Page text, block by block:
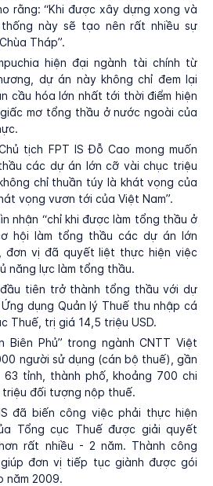
rằng: “Khi được xây dựng xong và
này sẽ tạo nên rất nhiều sự
Tháp”.
hiện đại ngành tài chính từ
dự án này không chỉ đem lại
cầu hóa lớn nhất tới thời điểm hiện
mơ tổng thầu ở nước ngoài của
tịch FPT IS Đỗ Cao mong muốn
các dự án lớn cỡ vài chục triệu
chỉ thuần túy là khát vọng của
vọng vươn tới của Việt Nam”.
nhận “chỉ khi được làm tổng thầu ở
hội làm tổng thầu các dự án lớn
đơn vị đã quyết liệt thực hiện việc
năng lực làm tổng thầu.
đầu tiên trở thành tổng thầu với dự
dụng Quản lý Thuế thu nhập cá
Thuế, trị giá 14,5 triệu USD.
Biên Phủ” trong ngành CNTT Việt
người sử dụng (cán bộ thuế), gần
tỉnh, thành phố, khoảng 700 chi
đối tượng nộp thuế.
đã biến công việc phải thực hiện
Tổng cục Thuế được giải quyết
rất nhiều - 2 năm. Thành công
đơn vị tiếp tục giành được gói
năm 2009.